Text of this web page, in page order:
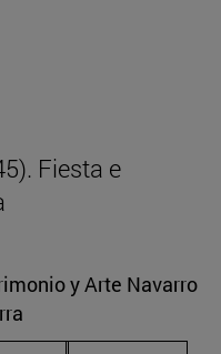
Fiesta e
y Arte Navarro